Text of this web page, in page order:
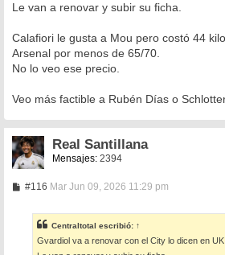
a
e
Le van a renovar y subir su ficha.
Calafiori le gusta a Mou pero costó 44
Arsenal por menos de 65/70.
No lo veo ese precio.
Veo más factible a Rubén Días o
Real Santillana
Mensajes: 2394
#116M
s
a
j
Mar Jun 09, 2026 11:29 pm
Centraltotal escribió: ↑
Gvardiol va a renovar con el City lo dicen en UK.